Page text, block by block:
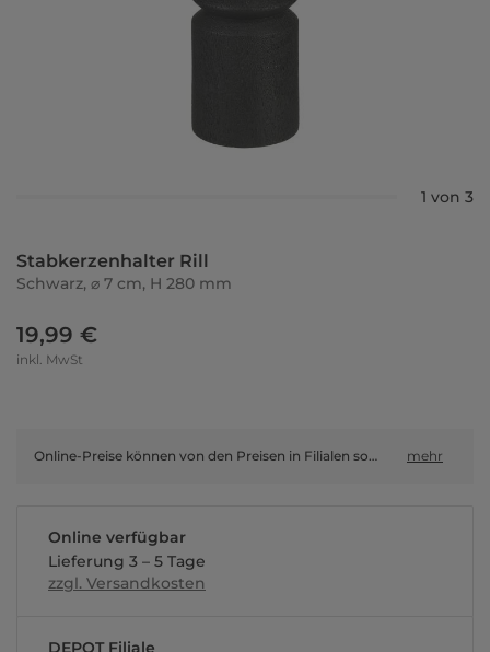
1 von 3
Stabkerzenhalter Rill
Schwarz, ⌀ 7 cm, H 280 mm
19,99 €
inkl. MwSt
Online-Preise können von den Preisen in Filialen sowie Shop-in-Shop-Flächen abweichen. mehr
Online verfügbar
Lieferung 3 – 5 Tage
zzgl. Versandkosten
DEPOT Filiale